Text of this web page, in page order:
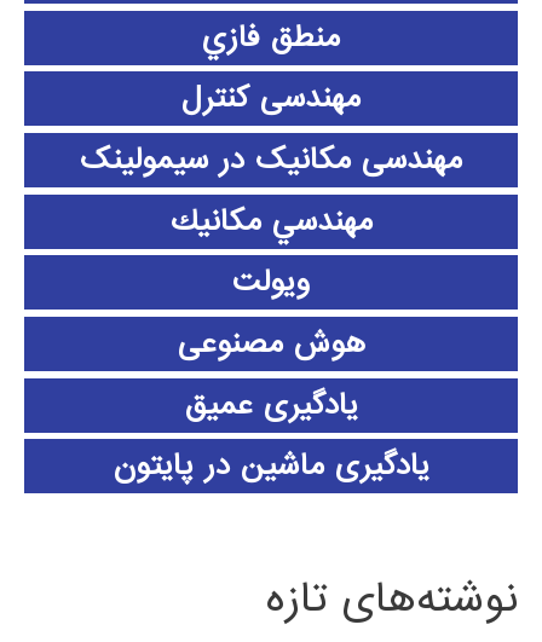
منطق فازي
مهندسی کنترل
مهندسی مکانیک در سیمولینک
مهندسي مكانيك
ویولت
هوش مصنوعی
یادگیری عمیق
یادگیری ماشین در پایتون
نوشته‌های تازه